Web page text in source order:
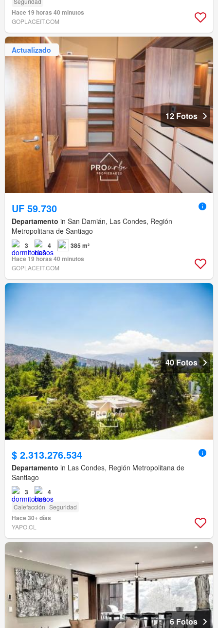
Hace 19 horas 40 minutos
GOPLACEIT.COM
Actualizado
12 Fotos
UF 59.730
Departamento in San Damián, Las Condes, Región
Metropolitana de Santiago
3 4
385 m²
Hace 19 horas 40 minutos
GOPLACEIT.COM
40 Fotos
$ 2.313.276.534
Departamento in Las Condes, Región Metropolitana de
Santiago
3 4
Calefacción Seguridad
Hace 30+ días
YAPO.CL
6 Fotos